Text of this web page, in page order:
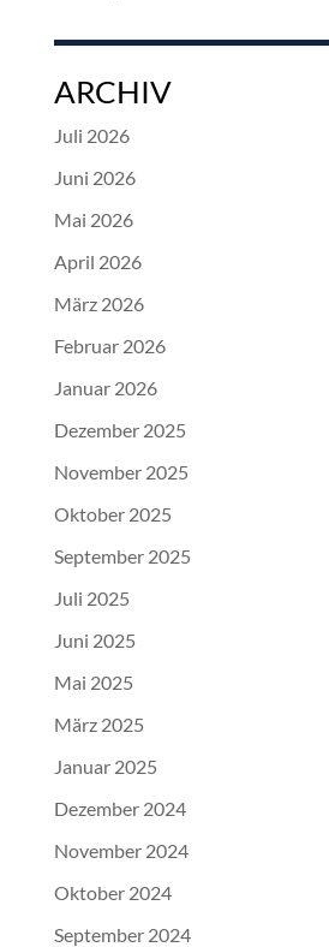
ARCHIV
Juli 2026
Juni 2026
Mai 2026
April 2026
März 2026
Februar 2026
Januar 2026
Dezember 2025
November 2025
Oktober 2025
September 2025
Juli 2025
Juni 2025
Mai 2025
März 2025
Januar 2025
Dezember 2024
November 2024
Oktober 2024
September 2024